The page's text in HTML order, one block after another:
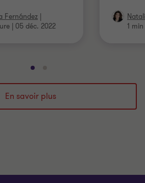
Fernández
05 déc. 2022
1
Aller
à
la
diapositive
à
la
diapositive
En savoir plus